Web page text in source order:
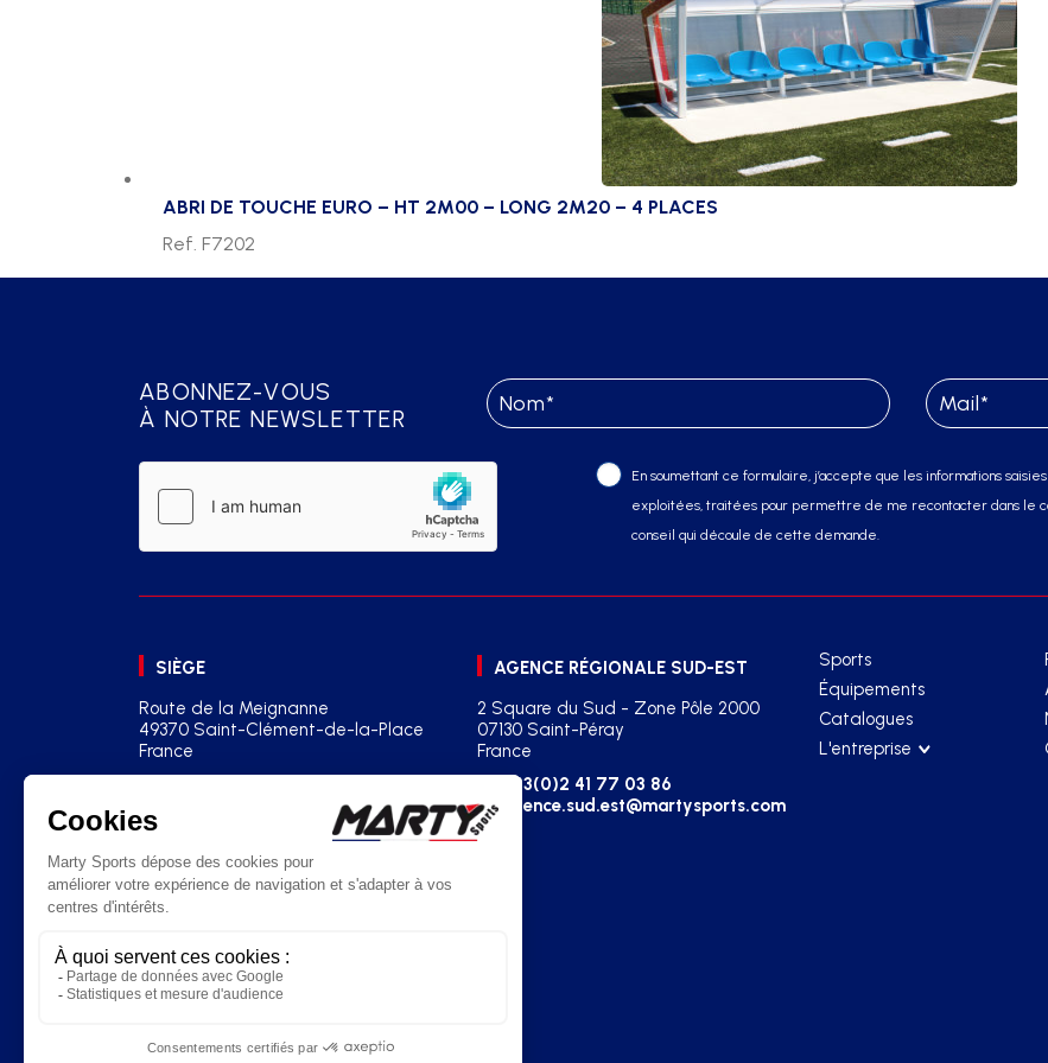
ABRI DE TOUCHE EURO – HT 2M00 – LONG 2M20 – 4 PLACES
Ref. F7202
ABONNEZ-VOUS
À NOTRE NEWSLETTER
En soumettant ce formulaire, j’accepte que les informations
exploitées, traitées pour permettre de me recontacter dans le
conseil qui découle de cette demande.
SIÈGE
Route de la Meignanne
49370 Saint-Clément-de-la-Place
France
contact@martysports.com
AGENCE RÉGIONALE SUD-EST
2 Square du Sud - Zone Pôle 2000
07130 Saint-Péray
France
+33(0)2 41 77 03 86
agence.sud.est@martysports.com
Sports
Équipements
Catalogues
L'entreprise